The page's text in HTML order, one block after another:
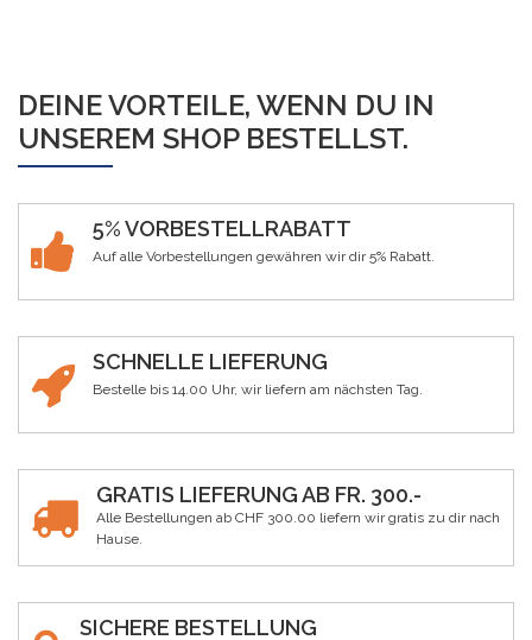
DEINE VORTEILE, WENN DU IN
UNSEREM SHOP BESTELLST.
5% VORBESTELLRABATT
Auf alle Vorbestellungen gewähren wir dir 5% Rabatt.
SCHNELLE LIEFERUNG
Bestelle bis 14.00 Uhr, wir liefern am nächsten Tag.
GRATIS LIEFERUNG AB FR. 300.-
Alle Bestellungen ab CHF 300.00 liefern wir gratis zu dir nach
Hause.
SICHERE BESTELLUNG